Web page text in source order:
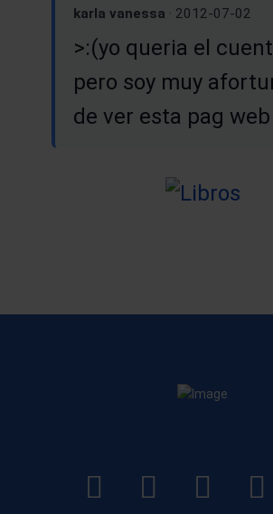
karla vanessa · 2012-07-02
>:(yo queria el
pero soy muy
de ver esta pag web
LinkedIn